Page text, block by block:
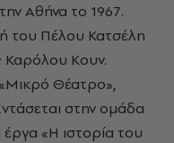
Αθήνα το 1967.
του Πέλου Κατσέλη
Καρόλου Κουν.
Θέατρο»,
στην ομάδα
«Η ιστορία του